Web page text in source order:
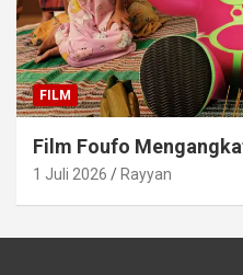
FILM
Film Foufo
1 Juli 2026 Rayyan